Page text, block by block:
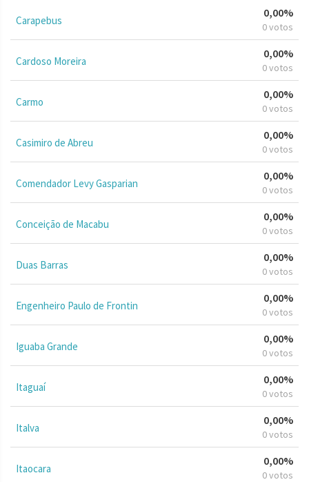
Carapebus
0,00%
0 votos
Cardoso Moreira
0,00%
0 votos
Carmo
0,00%
0 votos
Casimiro de Abreu
0,00%
0 votos
Comendador Levy Gasparian
0,00%
0 votos
Conceição de Macabu
0,00%
0 votos
Duas Barras
0,00%
0 votos
Engenheiro Paulo de Frontin
0,00%
0 votos
Iguaba Grande
0,00%
0 votos
Itaguaí
0,00%
0 votos
Italva
0,00%
0 votos
Itaocara
0,00%
0 votos